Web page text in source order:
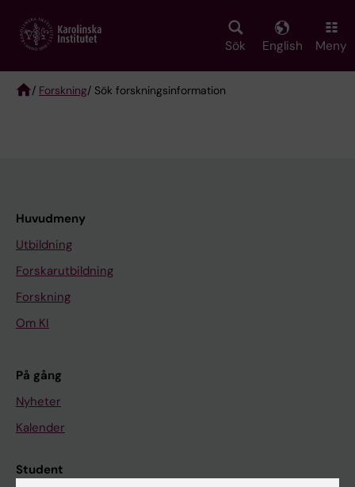
main
Sök English Meny
/ Forskning/ Sök forskningsinformation
Huvudmeny
Utbildning
Forskarutbildning
Forskning
Om KI
På gång
Nyheter
Kalender
Student